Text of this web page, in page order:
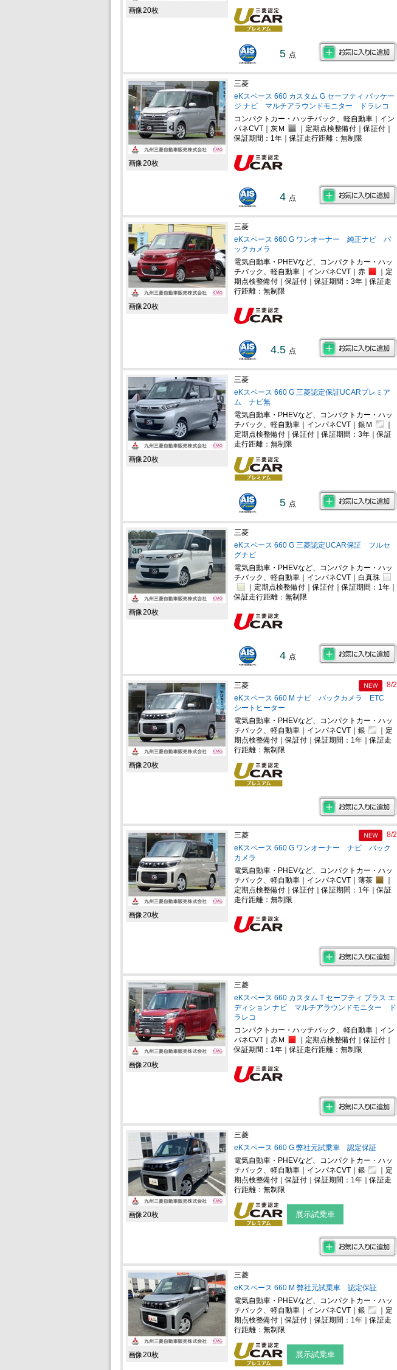
画像20枚
5 点
画像20枚
三菱
eKスペース 660 カスタム G セーフティ パッケー
ジ ナビ マルチアラウンドモニター ドラレコ
コンパクトカー・ハッチバック、軽自動車｜イン
パネCVT｜灰Ｍ
｜定期点検整備付｜保証付｜
保証期間：1年｜保証走行距離：無制限
4 点
画像20枚
三菱
eKスペース 660 G ワンオーナー 純正ナビ バ
ックカメラ
電気自動車・PHEVなど、コンパクトカー・ハッ
チバック、軽自動車｜インパネCVT｜赤
｜定
期点検整備付｜保証付｜保証期間：3年｜保証走
行距離：無制限
4.5 点
画像20枚
三菱
eKスペース 660 G 三菱認定保証UCARプレミア
ム ナビ無
電気自動車・PHEVなど、コンパクトカー・ハッ
チバック、軽自動車｜インパネCVT｜銀Ｍ
定期点検整備付｜保証付｜保証期間：3年｜保証
走行距離：無制限
5 点
画像20枚
三菱
eKスペース 660 G 三菱認定UCAR保証 フルセ
グナビ
電気自動車・PHEVなど、コンパクトカー・ハッ
チバック、軽自動車｜インパネCVT｜白真珠
｜定期点検整備付｜保証付｜保証期間：1年｜
保証走行距離：無制限
4 点
画像20枚
三菱
eKスペース 660 M ナビ バックカメラ ETC
シートヒーター
8/2
電気自動車・PHEVなど、コンパクトカー・ハッ
チバック、軽自動車｜インパネCVT｜銀
｜定
期点検整備付｜保証付｜保証期間：1年｜保証走
行距離：無制限
画像20枚
三菱
eKスペース 660 G ワンオーナー ナビ バック
カメラ
8/2
電気自動車・PHEVなど、コンパクトカー・ハッ
チバック、軽自動車｜インパネCVT｜薄茶
定期点検整備付｜保証付｜保証期間：1年｜保証
走行距離：無制限
画像20枚
三菱
eKスペース 660 カスタム T セーフティ プラス エ
ディション ナビ マルチアラウンドモニター ド
ラレコ
コンパクトカー・ハッチバック、軽自動車｜イン
パネCVT｜赤Ｍ
｜定期点検整備付｜保証付｜
保証期間：1年｜保証走行距離：無制限
画像20枚
三菱
eKスペース 660 G 弊社元試乗車 認定保証
電気自動車・PHEVなど、コンパクトカー・ハッ
チバック、軽自動車｜インパネCVT｜銀
｜定
期点検整備付｜保証付｜保証期間：1年｜保証走
行距離：無制限
展示試乗車
画像20枚
三菱
eKスペース 660 M 弊社元試乗車 認定保証
電気自動車・PHEVなど、コンパクトカー・ハッ
チバック、軽自動車｜インパネCVT｜銀
｜定
期点検整備付｜保証付｜保証期間：1年｜保証走
行距離：無制限
展示試乗車